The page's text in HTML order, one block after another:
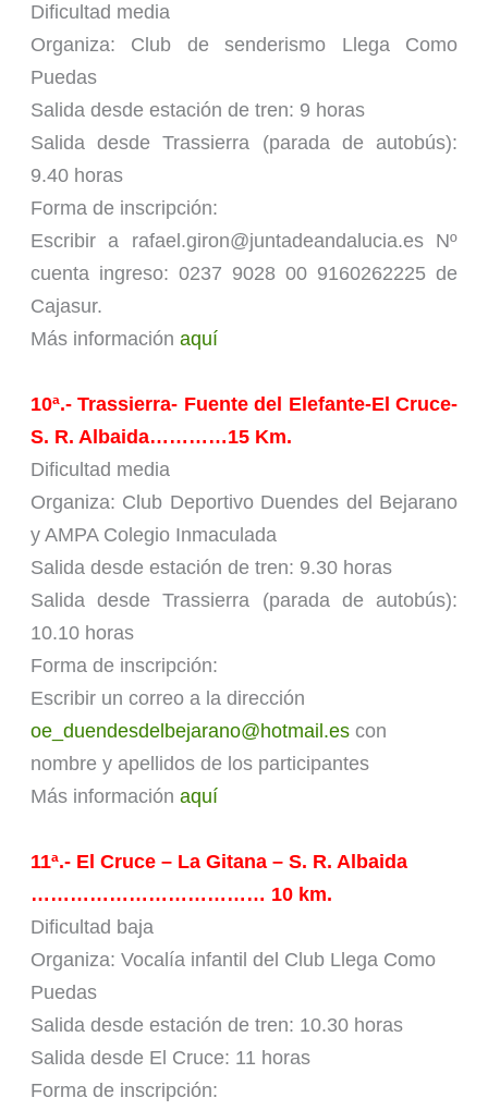
Dificultad media
Organiza: Club de senderismo Llega Como
Puedas
Salida desde estación de tren: 9 horas
Salida desde Trassierra (parada de autobús):
9.40 horas
Forma de inscripción:
Escribir a rafael.giron@juntadeandalucia.es Nº
cuenta ingreso: 0237 9028 00 9160262225 de
Cajasur.
Más información aquí
10ª.- Trassierra- Fuente del Elefante-El Cruce-
S. R. Albaida…………15 Km.
Dificultad media
Organiza: Club Deportivo Duendes del Bejarano
y AMPA Colegio Inmaculada
Salida desde estación de tren: 9.30 horas
Salida desde Trassierra (parada de autobús):
10.10 horas
Forma de inscripción:
Escribir un correo a la dirección
oe_duendesdelbejarano@hotmail.escon
nombre y apellidos de los participantes
Más información aquí
11ª.- El Cruce – La Gitana – S. R. Albaida
……………………………… 10 km.
Dificultad baja
Organiza: Vocalía infantil del Club Llega Como
Puedas
Salida desde estación de tren: 10.30 horas
Salida desde El Cruce: 11 horas
Forma de inscripción: